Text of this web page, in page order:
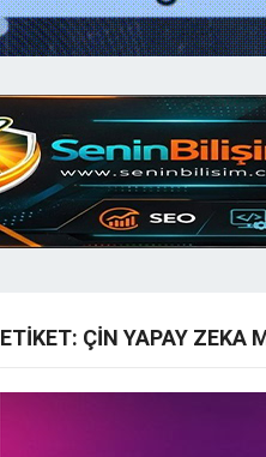
ETIKET: ÇIN YAPAY ZEKA